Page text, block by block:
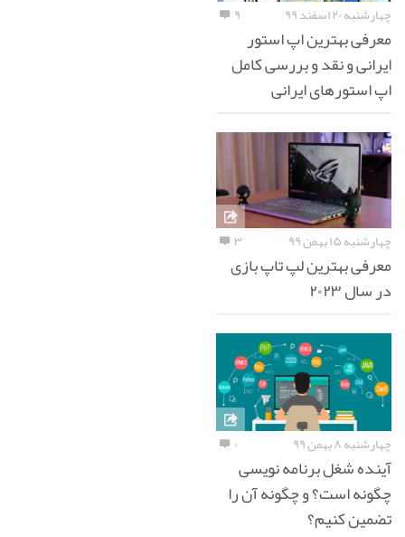
چهارشنبه ۲۰ اسفند ۹۹ ۹
معرفی بهترین اپ استور
ایرانی و نقد و بررسی کامل
اپ استورهای ایرانی
چهارشنبه ۱۵ بهمن ۹۹ ۳
معرفی بهترین لپ تاپ بازی
در سال ۲۰۲۳
چهارشنبه ۸ بهمن ۹۹ ۰
آینده شغل برنامه نویسی
چگونه است؟ و چگونه آن را
تضمین کنیم؟